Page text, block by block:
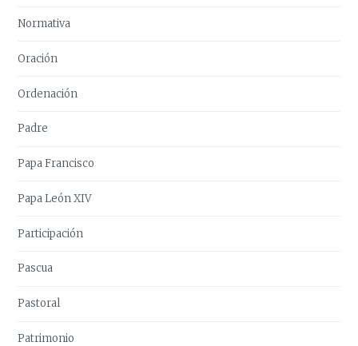
Normativa
Oración
Ordenación
Padre
Papa Francisco
Papa León XIV
Participación
Pascua
Pastoral
Patrimonio